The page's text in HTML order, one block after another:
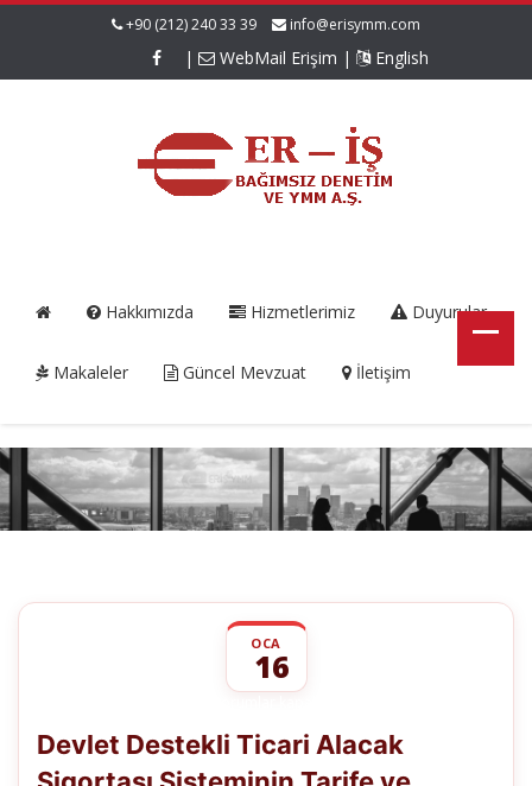
+90 (212) 240 33 39 info@erisymm.com
| WebMail Erişim | English
Hakkımızda Hizmetlerimiz Duyurular
Makaleler Güncel Mevzuat İletişim
OCA
16
Ticari
Sigortası
Devlet Destekli Ticari Alacak